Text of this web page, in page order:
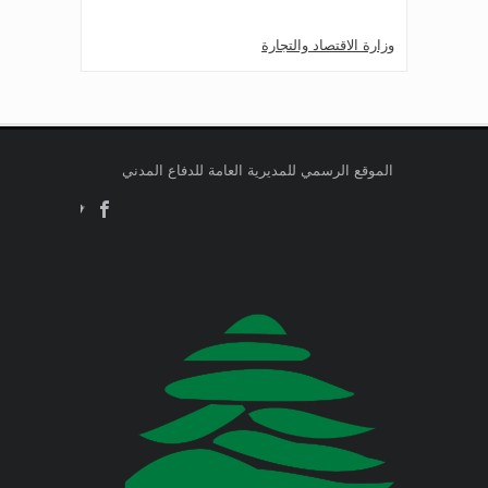
اللبناني البيان الآتي:
Jul 23, 2026
صدر عن دائرة الإعلام والعلاقات العامة
في المديرية العامة للدفاع المدني
اللبناني البيان الآتي:
وزارة الاقتصاد والتجارة
وزارة الطاقة والمياه
وزارة الخارجية والمغتربين
وزارة الصناعة
وزارة العدل
الموقع الرسمي للمديرية العامة للدفاع المدني